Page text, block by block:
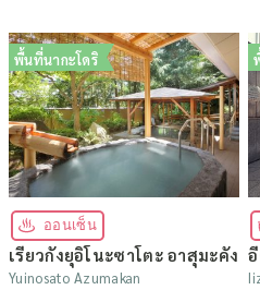
พื้นที่นากะโดริ
ออนเซ็น
เรียวกังยุอิโนะซาโตะ อาสุมะคัง
Yuinosato Azumakan